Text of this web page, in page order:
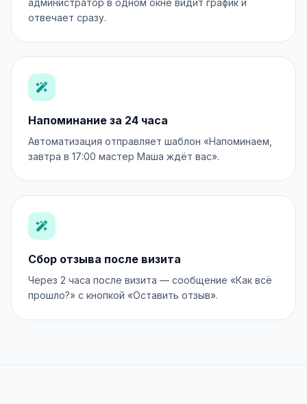
администратор в одном окне видит график и
отвечает сразу.
Напоминание за 24 часа
Автоматизация отправляет шаблон «Напоминаем,
завтра в 17:00 мастер Маша ждёт вас».
Сбор отзыва после визита
Через 2 часа после визита — сообщение «Как всё
прошло?» с кнопкой «Оставить отзыв».